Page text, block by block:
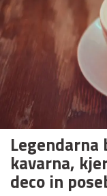
kavarna,
deco in